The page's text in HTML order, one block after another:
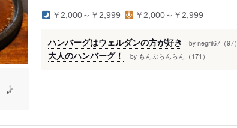
￥2,000～￥2,999 ￥2,000～￥2,999
ハンバーグはウェルダンの方が好き by negril67（97）
大人のハンバーグ！ by もんぶらんらん（171）